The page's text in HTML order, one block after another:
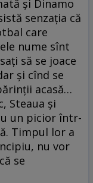
şi Dinamo
senzaţia că
care
nume sînt
să se joace
şi cînd se
acasă…
Steaua şi
un picior într-
Timpul lor a
nu vor
se